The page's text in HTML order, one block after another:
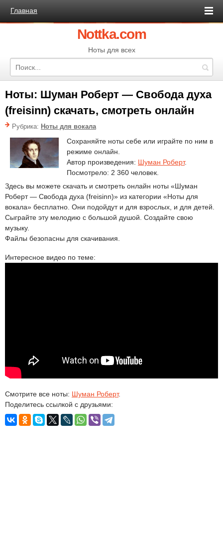
Главная
Nottka.com
Ноты для всех
Ноты: Шуман Роберт — Свобода духа
(freisinn) скачать, смотреть онлайн
Рубрика: Ноты для вокала
Сохраняйте ноты себе или играйте по ним в
режиме онлайн.
Автор произведения: Шуман Роберт.
Посмотрело: 2 360 человек.
Здесь вы можете скачать и смотреть онлайн ноты «Шуман
Роберт — Свобода духа (freisinn)» из категории «Ноты для
вокала» бесплатно. Они подойдут и для взрослых, и для детей.
Сыграйте эту мелодию с большой душой. Создайте свою
музыку.
Файлы безопасны для скачивания.
Интересное видео по теме:
Смотрите все ноты: Шуман Роберт.
Поделитесь ссылкой с друзьями: